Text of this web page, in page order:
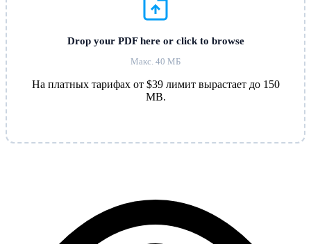
Drop your PDF here or click to browse
Макс. 40 МБ
На платных тарифах от $39 лимит вырастает до 150
MB.